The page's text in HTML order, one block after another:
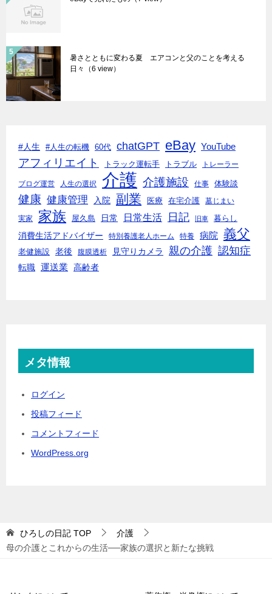
暑さとともに変わる夏 エアコンと父のことを考える
日々
（6 view）
#人生 #人生の転機 60代 chatGPT eBay YouTube
アフィリエイト トラック運転手 トラブル トレーラー
ブログ運営 人生の選択 介護 介護施設 仕事 体験談
健康 健康管理 入院 副業 医療 在宅介護 墓じまい
実家 家族 屋久島 日常 日常生活 日記 旧車 暮らし
消費生活アドバイザー 特別養護老人ホーム 特養 病院 義父
老健施設 老後 腹膜透析 見守りカメラ 親の介護 認知症
転職 運送業 高齢者
メタ情報
ログイン
投稿フィード
コメントフィード
WordPress.org
ひろしの日記 TOP
介護
母の介護とこれからの生活──家族の選択と新たな挑戦